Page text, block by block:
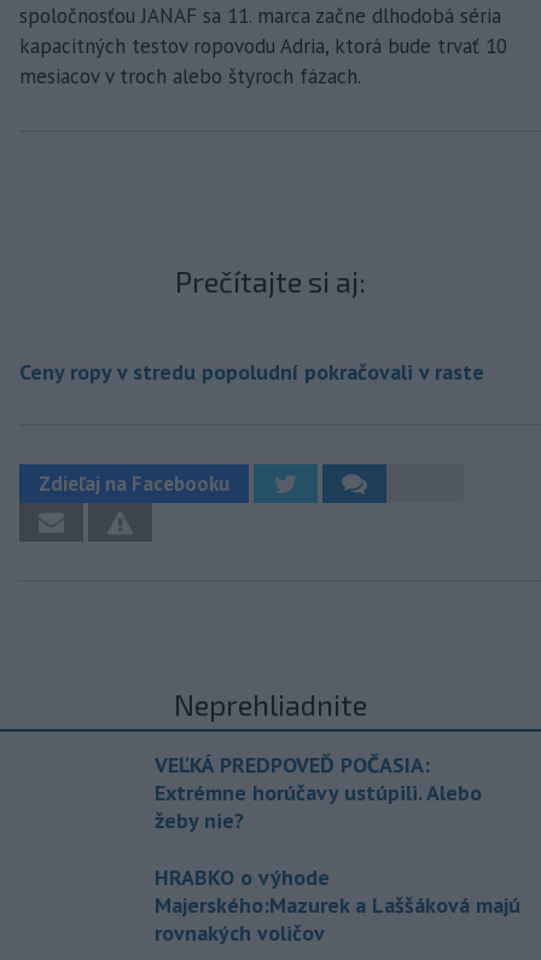
spoločnosťou JANAF sa 11. marca začne dlhodobá séria
kapacitných testov ropovodu Adria, ktorá bude trvať 10
mesiacov v troch alebo štyroch fázach.
Prečítajte si aj:
Ceny ropy v stredu popoludní pokračovali v raste
Zdieľaj na Facebooku
Neprehliadnite
VEĽKÁ PREDPOVEĎ POČASIA:
Extrémne horúčavy ustúpili. Alebo
žeby nie?
HRABKO o výhode
Majerského:Mazurek a Laššáková majú
rovnakých voličov